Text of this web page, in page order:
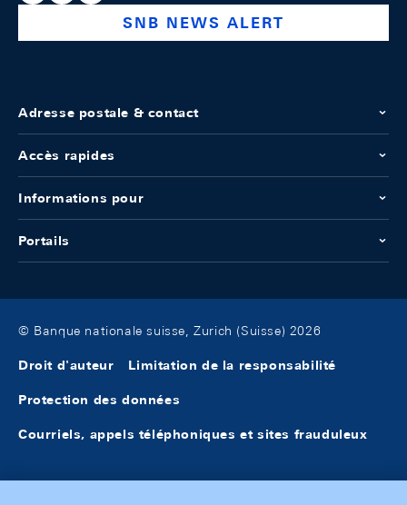
SNB NEWS ALERT
Adresse postale & contact
Accès rapides
Informations pour
Portails
© Banque nationale suisse, Zurich (Suisse) 2026
Droit d'auteur Limitation de la responsabilité
Protection des données
Courriels, appels téléphoniques et sites frauduleux